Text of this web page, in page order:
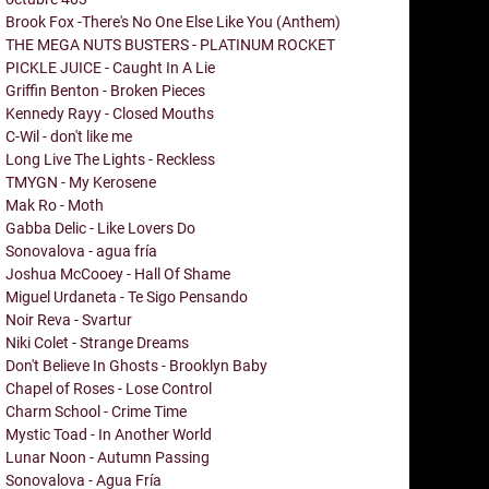
Brook Fox -There's No One Else Like You (Anthem)
THE MEGA NUTS BUSTERS - PLATINUM ROCKET
PICKLE JUICE - Caught In A Lie
Griffin Benton - Broken Pieces
Kennedy Rayy - Closed Mouths
C-Wil - don't like me
Long Live The Lights - Reckless
TMYGN - My Kerosene
Mak Ro - Moth
Gabba Delic - Like Lovers Do
Sonovalova - agua fría
Joshua McCooey - Hall Of Shame
Miguel Urdaneta - Te Sigo Pensando
Noir Reva - Svartur
Niki Colet - Strange Dreams
Don't Believe In Ghosts - Brooklyn Baby
Chapel of Roses - Lose Control
Charm School - Crime Time
Mystic Toad - In Another World
Lunar Noon - Autumn Passing
Sonovalova - Agua Fría